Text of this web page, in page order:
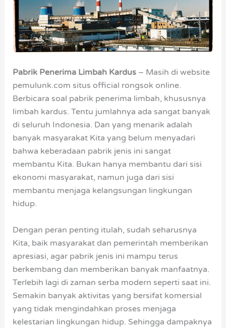
Pabrik Penerima Limbah Kardus – Masih di website
pemulunk.com situs official rongsok online.
Berbicara soal pabrik penerima limbah, khususnya
limbah kardus. Tentu jumlahnya ada sangat banyak
di seluruh Indonesia. Dan yang menarik adalah
banyak masyarakat Kita yang belum menyadari
bahwa keberadaan pabrik jenis ini sangat
membantu Kita. Bukan hanya membantu dari sisi
ekonomi masyarakat, namun juga dari sisi
membantu menjaga kelangsungan lingkungan
hidup.
Dengan peran penting itulah, sudah seharusnya
Kita, baik masyarakat dan pemerintah memberikan
apresiasi, agar pabrik jenis ini mampu terus
berkembang dan memberikan banyak manfaatnya.
Terlebih lagi di zaman serba modern seperti saat ini.
Semakin banyak aktivitas yang bersifat komersial
yang tidak mengindahkan proses menjaga
kelestarian lingkungan hidup. Sehingga dampaknya